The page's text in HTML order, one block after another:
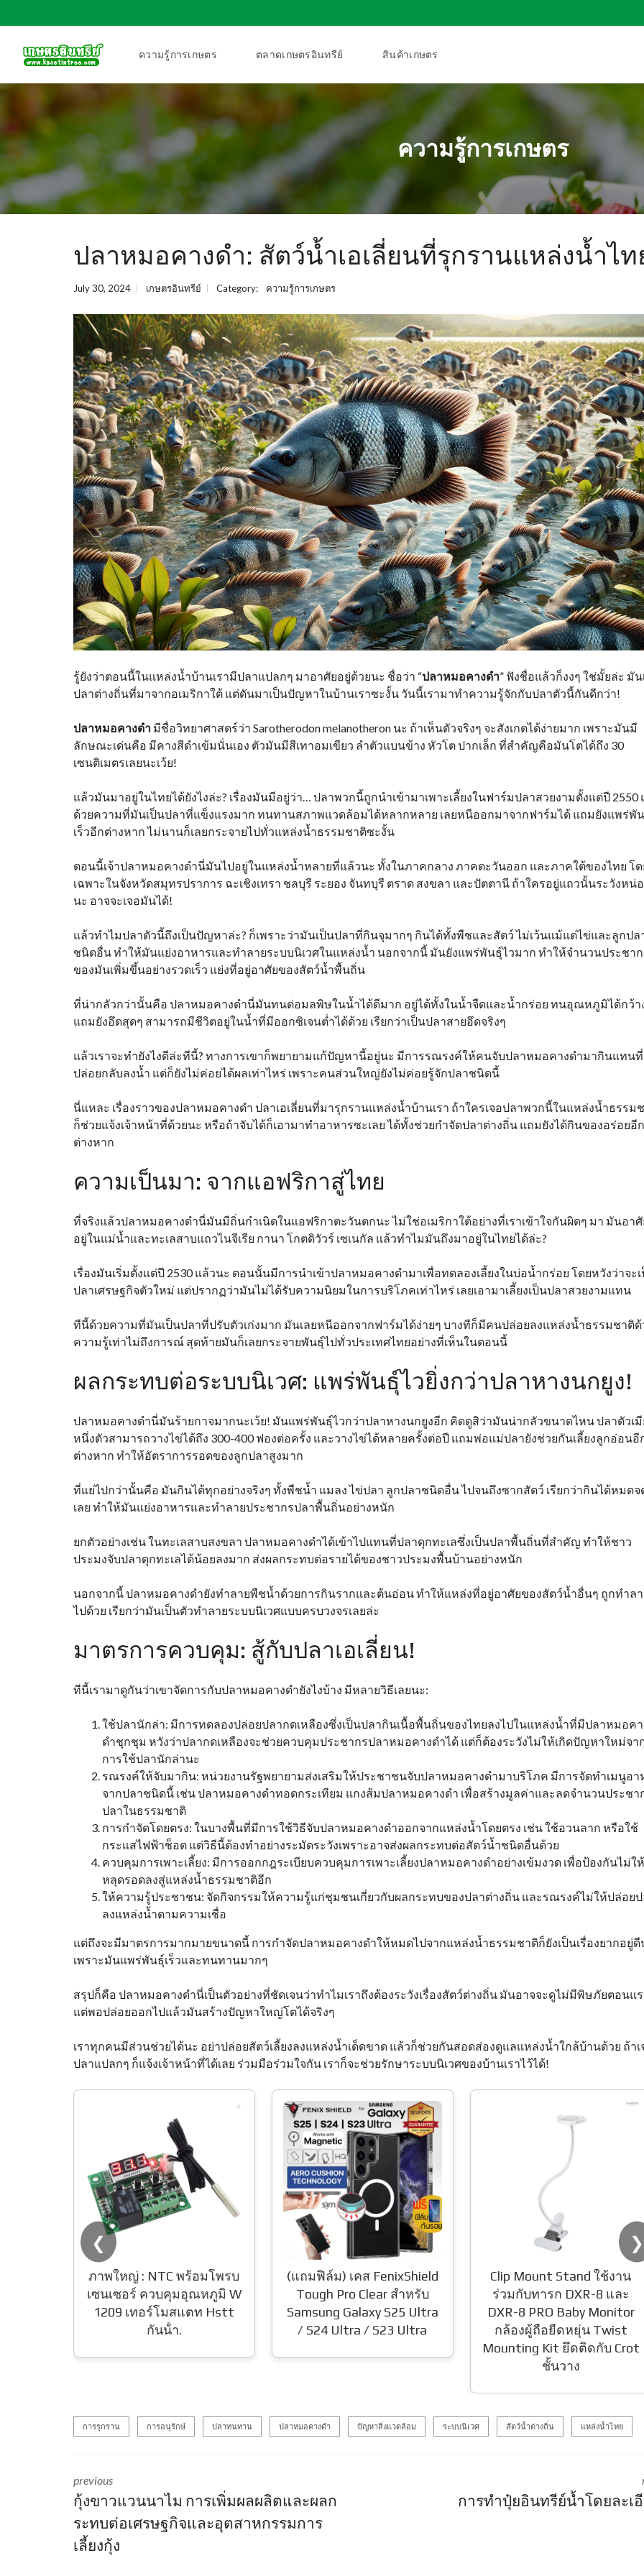
ความรู้การเกษตร ตลาดเกษตรอินทรีย์ สินค้าเกษตร
ความรู้การเกษตร
ปลาหมอคางดำ: สัตว์น้ำเอเลี่ยนที่รุกรานแหล่งน้ำไท
July 30, 2024 เกษตรอินทรีย์ Category: ความรู้การเกษตร
รู้ยังว่าตอนนี้ในแหล่งน้ำบ้านเรามีปลาแปลกๆ มาอาศัยอยู่ด้วยนะ ชื่อว่า “ปลาหมอคางดำ” ฟังชื่อแล้วก็งงๆ ใช่มั้ยล่ะ มั
ปลาต่างถิ่นที่มาจากอเมริกาใต้ แต่ดันมาเป็นปัญหาในบ้านเราซะงั้น วันนี้เรามาทำความรู้จักกับปลาตัวนี้กันดีกว่า!
ปลาหมอคางดำ มีชื่อวิทยาศาสตร์ว่า Sarotherodon melanotheron นะ ถ้าเห็นตัวจริงๆ จะสังเกตได้ง่ายมาก เพราะมันมี
ลักษณะเด่นคือ มีคางสีดำเข้มนั่นเอง ตัวมันมีสีเทาอมเขียว ลำตัวแบนข้าง หัวโต ปากเล็ก ที่สำคัญคือมันโตได้ถึง 30
เซนติเมตรเลยนะเว้ย!
แล้วมันมาอยู่ในไทยได้ยังไงล่ะ? เรื่องมันมีอยู่ว่า… ปลาพวกนี้ถูกนำเข้ามาเพาะเลี้ยงในฟาร์มปลาสวยงามตั้งแต่ปี 2550
ด้วยความที่มันเป็นปลาที่แข็งแรงมาก ทนทานสภาพแวดล้อมได้หลากหลาย เลยหนีออกมาจากฟาร์มได้ แถมยังแพร่พั
เร็วอีกต่างหาก ไม่นานก็เลยกระจายไปทั่วแหล่งน้ำธรรมชาติซะงั้น
ตอนนี้เจ้าปลาหมอคางดำนี่มันไปอยู่ในแหล่งน้ำหลายที่แล้วนะ ทั้งในภาคกลาง ภาคตะวันออก และภาคใต้ของไทย โด
เฉพาะในจังหวัดสมุทรปราการ ฉะเชิงเทรา ชลบุรี ระยอง จันทบุรี ตราด สงขลา และปัตตานี ถ้าใครอยู่แถวนั้นระวังหน่
นะ อาจจะเจอมันได้!
แล้วทำไมปลาตัวนี้ถึงเป็นปัญหาล่ะ? ก็เพราะว่ามันเป็นปลาที่กินจุมากๆ กินได้ทั้งพืชและสัตว์ ไม่เว้นแม้แต่ไข่และลูกปล
ชนิดอื่น ทำให้มันแย่งอาหารและทำลายระบบนิเวศในแหล่งน้ำ นอกจากนี้ มันยังแพร่พันธุ์ไวมาก ทำให้จำนวนประชา
ของมันเพิ่มขึ้นอย่างรวดเร็ว แย่งที่อยู่อาศัยของสัตว์น้ำพื้นถิ่น
ที่น่ากลัวกว่านั้นคือ ปลาหมอคางดำนี่มันทนต่อมลพิษในน้ำได้ดีมาก อยู่ได้ทั้งในน้ำจืดและน้ำกร่อย ทนอุณหภูมิได้กว้า
แถมยังอึดสุดๆ สามารถมีชีวิตอยู่ในน้ำที่มีออกซิเจนต่ำได้ด้วย เรียกว่าเป็นปลาสายอึดจริงๆ
แล้วเราจะทำยังไงดีล่ะทีนี้? ทางการเขาก็พยายามแก้ปัญหานี้อยู่นะ มีการรณรงค์ให้คนจับปลาหมอคางดำมากินแทนที่
ปล่อยกลับลงน้ำ แต่ก็ยังไม่ค่อยได้ผลเท่าไหร่ เพราะคนส่วนใหญ่ยังไม่ค่อยรู้จักปลาชนิดนี้
นี่แหละ เรื่องราวของปลาหมอคางดำ ปลาเอเลี่ยนที่มารุกรานแหล่งน้ำบ้านเรา ถ้าใครเจอปลาพวกนี้ในแหล่งน้ำธรรม
ก็ช่วยแจ้งเจ้าหน้าที่ด้วยนะ หรือถ้าจับได้ก็เอามาทำอาหารซะเลย ได้ทั้งช่วยกำจัดปลาต่างถิ่น แถมยังได้กินของอร่อยอีก
ต่างหาก
ความเป็นมา: จากแอฟริกาสู่ไทย
ที่จริงแล้วปลาหมอคางดำนี่มันมีถิ่นกำเนิดในแอฟริกาตะวันตกนะ ไม่ใช่อเมริกาใต้อย่างที่เราเข้าใจกันผิดๆ มา มันอาศั
อยู่ในแม่น้ำและทะเลสาบแถวไนจีเรีย กานา โกตดิวัวร์ เซเนกัล แล้วทำไมมันถึงมาอยู่ในไทยได้ล่ะ?
เรื่องมันเริ่มตั้งแต่ปี 2530 แล้วนะ ตอนนั้นมีการนำเข้าปลาหมอคางดำมาเพื่อทดลองเลี้ยงในบ่อน้ำกร่อย โดยหวังว่าจะ
ปลาเศรษฐกิจตัวใหม่ แต่ปรากฏว่ามันไม่ได้รับความนิยมในการบริโภคเท่าไหร่ เลยเอามาเลี้ยงเป็นปลาสวยงามแทน
ทีนี้ด้วยความที่มันเป็นปลาที่ปรับตัวเก่งมาก มันเลยหนีออกจากฟาร์มได้ง่ายๆ บางทีก็มีคนปล่อยลงแหล่งน้ำธรรมชาติด้
ความรู้เท่าไม่ถึงการณ์ สุดท้ายมันก็เลยกระจายพันธุ์ไปทั่วประเทศไทยอย่างที่เห็นในตอนนี้
ผลกระทบต่อระบบนิเวศ: แพร่พันธุ์ไวยิ่งกว่าปลาหางนกยูง!
ปลาหมอคางดำนี่มันร้ายกาจมากนะเว้ย! มันแพร่พันธุ์ไวกว่าปลาหางนกยูงอีก คิดดูสิว่ามันน่ากลัวขนาดไหน ปลาตัวเมี
หนึ่งตัวสามารถวางไข่ได้ถึง 300-400 ฟองต่อครั้ง และวางไข่ได้หลายครั้งต่อปี แถมพ่อแม่ปลายังช่วยกันเลี้ยงลูกอ่อนอี
ต่างหาก ทำให้อัตราการรอดของลูกปลาสูงมาก
ที่แย่ไปกว่านั้นคือ มันกินได้ทุกอย่างจริงๆ ทั้งพืชน้ำ แมลง ไข่ปลา ลูกปลาชนิดอื่น ไปจนถึงซากสัตว์ เรียกว่ากินได้หมดจ
เลย ทำให้มันแย่งอาหารและทำลายประชากรปลาพื้นถิ่นอย่างหนัก
ยกตัวอย่างเช่น ในทะเลสาบสงขลา ปลาหมอคางดำได้เข้าไปแทนที่ปลาดุกทะเลซึ่งเป็นปลาพื้นถิ่นที่สำคัญ ทำให้ชาว
ประมงจับปลาดุกทะเลได้น้อยลงมาก ส่งผลกระทบต่อรายได้ของชาวประมงพื้นบ้านอย่างหนัก
นอกจากนี้ ปลาหมอคางดำยังทำลายพืชน้ำด้วยการกินรากและต้นอ่อน ทำให้แหล่งที่อยู่อาศัยของสัตว์น้ำอื่นๆ ถูกทำล
ไปด้วย เรียกว่ามันเป็นตัวทำลายระบบนิเวศแบบครบวงจรเลยล่ะ
มาตรการควบคุม: สู้กับปลาเอเลี่ยน!
ทีนี้เรามาดูกันว่าเขาจัดการกับปลาหมอคางดำยังไงบ้าง มีหลายวิธีเลยนะ:
ใช้ปลานักล่า: มีการทดลองปล่อยปลากดเหลืองซึ่งเป็นปลากินเนื้อพื้นถิ่นของไทยลงไปในแหล่งน้ำที่มีปลาหมอคา
ดำชุกชุม หวังว่าปลากดเหลืองจะช่วยควบคุมประชากรปลาหมอคางดำได้ แต่ก็ต้องระวังไม่ให้เกิดปัญหาใหม่จา
การใช้ปลานักล่านะ
รณรงค์ให้จับมากิน: หน่วยงานรัฐพยายามส่งเสริมให้ประชาชนจับปลาหมอคางดำมาบริโภค มีการจัดทำเมนูอา
จากปลาชนิดนี้ เช่น ปลาหมอคางดำทอดกระเทียม แกงส้มปลาหมอคางดำ เพื่อสร้างมูลค่าและลดจำนวนประชา
ปลาในธรรมชาติ
การกำจัดโดยตรง: ในบางพื้นที่มีการใช้วิธีจับปลาหมอคางดำออกจากแหล่งน้ำโดยตรง เช่น ใช้อวนลาก หรือใช้
กระแสไฟฟ้าช็อต แต่วิธีนี้ต้องทำอย่างระมัดระวังเพราะอาจส่งผลกระทบต่อสัตว์น้ำชนิดอื่นด้วย
ควบคุมการเพาะเลี้ยง: มีการออกกฎระเบียบควบคุมการเพาะเลี้ยงปลาหมอคางดำอย่างเข้มงวด เพื่อป้องกันไม่ใ
หลุดรอดลงสู่แหล่งน้ำธรรมชาติอีก
ให้ความรู้ประชาชน: จัดกิจกรรมให้ความรู้แก่ชุมชนเกี่ยวกับผลกระทบของปลาต่างถิ่น และรณรงค์ไม่ให้ปล่อยป
ลงแหล่งน้ำตามความเชื่อ
แต่ถึงจะมีมาตรการมากมายขนาดนี้ การกำจัดปลาหมอคางดำให้หมดไปจากแหล่งน้ำธรรมชาติก็ยังเป็นเรื่องยากอยู่ดี
เพราะมันแพร่พันธุ์เร็วและทนทานมากๆ
สรุปก็คือ ปลาหมอคางดำนี่เป็นตัวอย่างที่ชัดเจนว่าทำไมเราถึงต้องระวังเรื่องสัตว์ต่างถิ่น มันอาจจะดูไม่มีพิษภัยตอนแ
แต่พอปล่อยออกไปแล้วมันสร้างปัญหาใหญ่โตได้จริงๆ
เราทุกคนมีส่วนช่วยได้นะ อย่าปล่อยสัตว์เลี้ยงลงแหล่งน้ำเด็ดขาด แล้วก็ช่วยกันสอดส่องดูแลแหล่งน้ำใกล้บ้านด้วย ถ้าเ
ปลาแปลกๆ ก็แจ้งเจ้าหน้าที่ได้เลย ร่วมมือร่วมใจกัน เราก็จะช่วยรักษาระบบนิเวศของบ้านเราไว้ได้!
(แถมฟิล์ม) เคส FenixShield
Tough Pro Clear สำหรับ
Samsung Galaxy S25 Ultra
/ S24 Ultra / S23 Ultra
Clip Mount Stand ใช้งาน
ร่วมกับทารก DXR-8 และ
DXR-8 PRO Baby Monitor
กล้องผู้ถือยืดหยุ่น Twist
คีมตัดฟันลูกสุกร คีมตัดฟัน
ลูกหมู กรรไกรตัดเขี้ยวหมู ส
แตนเลส คุณภาพสูง ทนทาน
ตัดง่าย ใช้งานสะดวก
❮ ❯
การรุกราน การอนุรักษ์ ปลาทนทาน ปลาหมอคางดำ ปัญหาสิ่งแวดล้อม ระบบนิเวศ สัตว์น้ำต่างถิ่น แหล่งน้ำไทย
previous
กุ้งขาวแวนนาไม การเพิ่มผลผลิตและผลก
ระทบต่อเศรษฐกิจและอุตสาหกรรมการ
เลี้ยงกุ้ง
การทำปุ๋ยอินทรีย์น้ำโดยละเ